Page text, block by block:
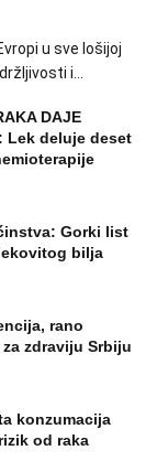
u sve lošijoj
i...
DAJE
Lek deluje deset
Gorki list
bilja
rano
zdraviju Srbiju
konzumacija
od raka